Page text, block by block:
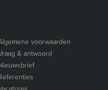
voorwaarden
& antwoord